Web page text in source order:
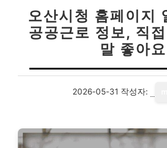
오산시청 홈페이지
공공근로 정보, 직
말 좋아요
2026-05-31 작성자: